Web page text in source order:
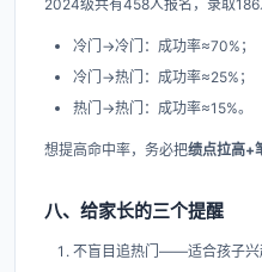
2024级共有458人报名，录取186
冷门→冷门：成功率≈70%；
冷门→热门：成功率≈25%；
热门→热门：成功率≈15%。
想提高命中率，务必把绩点拉高+
八、给家长的三个提醒
不盲目追热门——适合孩子兴